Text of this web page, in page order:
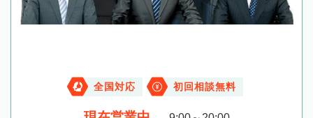
全国対応 初回相談無料